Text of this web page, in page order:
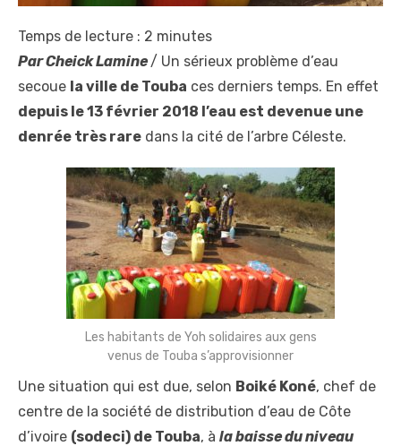
Temps de lecture : 2 minutes
Par Cheick Lamine/ Un sérieux problème d’eau
secoue la ville de Touba ces derniers temps. En effet
depuis le 13 février 2018 l’eau est devenue une
denrée très rare dans la cité de l’arbre Céleste.
Les habitants de Yoh solidaires aux gens
venus de Touba s’approvisionner
Une situation qui est due, selon Boiké Koné, chef de
centre de la société de distribution d’eau de Côte
d’ivoire (sodeci) de Touba, à la baisse du niveau